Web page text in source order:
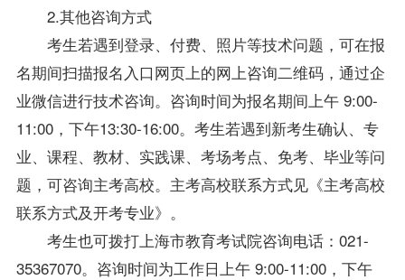
2.其他咨询方式
考生若遇到登录、付费、照片等技术问题，可在报
名期间扫描报名入口网页上的网上咨询二维码，通过企
业微信进行技术咨询。咨询时间为报名期间上午 9:00-
11:00，下午13:30-16:00。考生若遇到新考生确认、专
业、课程、教材、实践课、考场考点、免考、毕业等问
题，可咨询主考高校。主考高校联系方式见《主考高校
联系方式及开考专业》。
考生也可拨打上海市教育考试院咨询电话：021-
35367070。咨询时间为工作日上午 9:00-11:00，下午